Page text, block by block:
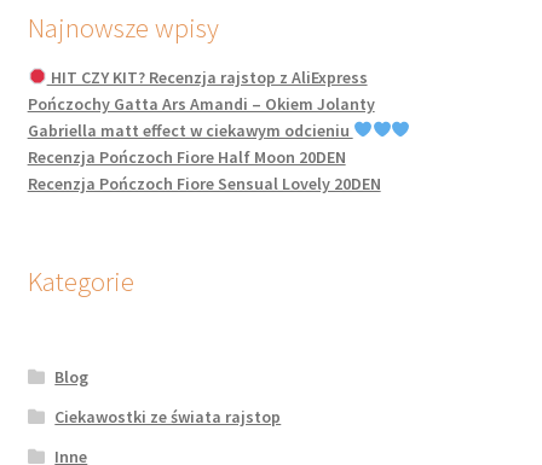
Najnowsze wpisy
HIT CZY KIT? Recenzja rajstop z AliExpress
Pończochy Gatta Ars Amandi – Okiem Jolanty
Gabriella matt effect w ciekawym odcieniu
Recenzja Pończoch Fiore Half Moon 20DEN
Recenzja Pończoch Fiore Sensual Lovely 20DEN
Kategorie
Blog
Ciekawostki ze świata rajstop
Inne